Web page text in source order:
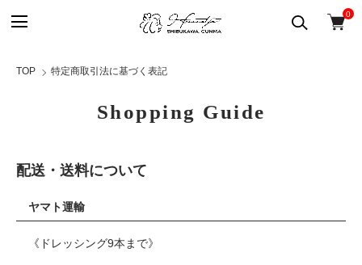
0
TOP 特定商取引法に基づく表記
Shopping Guide
配送・送料について
ヤマト運輸
《ドレッシング9本まで》